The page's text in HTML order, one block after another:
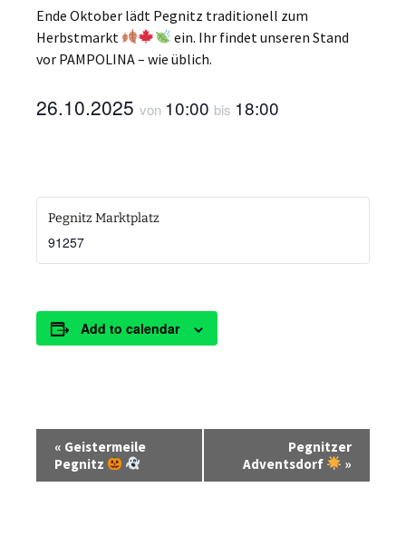
Ende Oktober lädt Pegnitz traditionell zum
Herbstmarkt
ein. Ihr findet unseren Stand
vor PAMPOLINA – wie üblich.
26.10.2025 von 10:00 bis 18:00
Pegnitz Marktplatz
91257
Add to calendar
« Geistermeile
Pegnitz
Pegnitzer
Adventsdorf
»